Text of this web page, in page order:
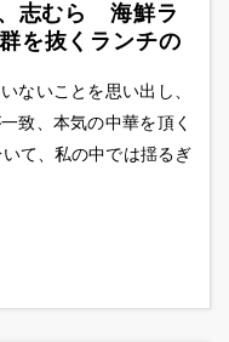
志むら 海鮮ラ
を抜くランチの
ないことを思い出し、
致、本気の中華を頂く
て、私の中では揺るぎ